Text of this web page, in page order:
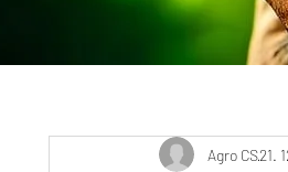
Agro CS21.